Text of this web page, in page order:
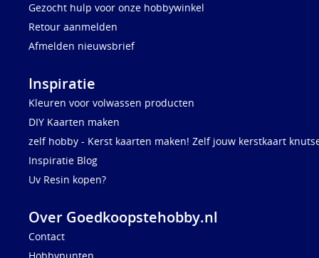
Gezocht hulp voor onze hobbywinkel
Retour aanmelden
Afmelden nieuwsbrief
Inspiratie
Kleuren voor volwassen producten
DIY Kaarten maken
zelf hobby - Kerst kaarten maken! Zelf jouw kerstkaart
Inspiratie Blog
Uv Resin kopen?
Over Goedkoopstehobby.nl
Contact